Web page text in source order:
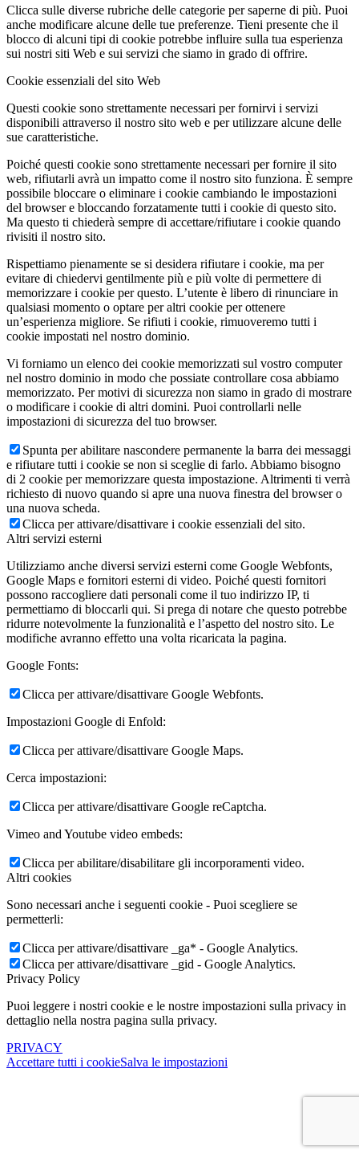
Clicca sulle diverse rubriche delle categorie per saperne di più. Puoi
anche modificare alcune delle tue preferenze. Tieni presente che il
blocco di alcuni tipi di cookie potrebbe influire sulla tua esperienza
sui nostri siti Web e sui servizi che siamo in grado di offrire.
Cookie essenziali del sito Web
Questi cookie sono strettamente necessari per fornirvi i servizi
disponibili attraverso il nostro sito web e per utilizzare alcune delle
sue caratteristiche.
Poiché questi cookie sono strettamente necessari per fornire il sito
web, rifiutarli avrà un impatto come il nostro sito funziona. È sempre
possibile bloccare o eliminare i cookie cambiando le impostazioni
del browser e bloccando forzatamente tutti i cookie di questo sito.
Ma questo ti chiederà sempre di accettare/rifiutare i cookie quando
rivisiti il nostro sito.
Rispettiamo pienamente se si desidera rifiutare i cookie, ma per
evitare di chiedervi gentilmente più e più volte di permettere di
memorizzare i cookie per questo. L’utente è libero di rinunciare in
qualsiasi momento o optare per altri cookie per ottenere
un’esperienza migliore. Se rifiuti i cookie, rimuoveremo tutti i
cookie impostati nel nostro dominio.
Vi forniamo un elenco dei cookie memorizzati sul vostro computer
nel nostro dominio in modo che possiate controllare cosa abbiamo
memorizzato. Per motivi di sicurezza non siamo in grado di mostrare
o modificare i cookie di altri domini. Puoi controllarli nelle
impostazioni di sicurezza del tuo browser.
Spunta per abilitare nascondere permanente la barra dei messaggi
e rifiutare tutti i cookie se non si sceglie di farlo. Abbiamo bisogno
di 2 cookie per memorizzare questa impostazione. Altrimenti ti verrà
richiesto di nuovo quando si apre una nuova finestra del browser o
una nuova scheda.
Clicca per attivare/disattivare i cookie essenziali del sito.
Altri servizi esterni
Utilizziamo anche diversi servizi esterni come Google Webfonts,
Google Maps e fornitori esterni di video. Poiché questi fornitori
possono raccogliere dati personali come il tuo indirizzo IP, ti
permettiamo di bloccarli qui. Si prega di notare che questo potrebbe
ridurre notevolmente la funzionalità e l’aspetto del nostro sito. Le
modifiche avranno effetto una volta ricaricata la pagina.
Google Fonts:
Clicca per attivare/disattivare Google Webfonts.
Impostazioni Google di Enfold:
Clicca per attivare/disattivare Google Maps.
Cerca impostazioni:
Clicca per attivare/disattivare Google reCaptcha.
Vimeo and Youtube video embeds:
Clicca per abilitare/disabilitare gli incorporamenti video.
Altri cookies
Sono necessari anche i seguenti cookie - Puoi scegliere se
permetterli:
Clicca per attivare/disattivare _ga* - Google Analytics.
Clicca per attivare/disattivare _gid - Google Analytics.
Privacy Policy
Puoi leggere i nostri cookie e le nostre impostazioni sulla privacy in
dettaglio nella nostra pagina sulla privacy.
PRIVACY
Accettare tutti i cookieSalva le impostazioni